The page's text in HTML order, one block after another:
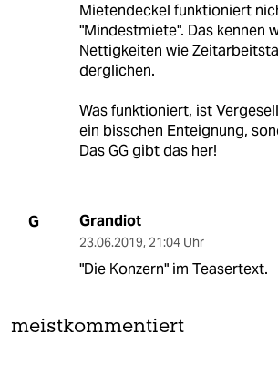
Mietendeckel funktioniert
"Mindestmiete". Das kennen
Nettigkeiten wie
derglichen.
Was funktioniert, ist
ein bisschen Enteignung,
Das GG gibt das her!
G Grandiot
23.06.2019, 21:04 Uhr
"Die Konzern" im Teasertext.
meistkommentiert